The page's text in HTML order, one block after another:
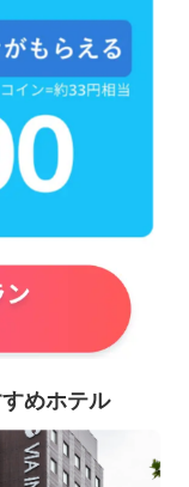
めホテル